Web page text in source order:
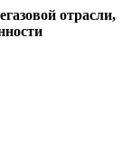
отрасли,